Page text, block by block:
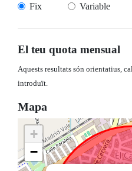
Fix Variable
El teu quota mensual
Aquests resultats són orientatius,
introduït.
Mapa
+
−